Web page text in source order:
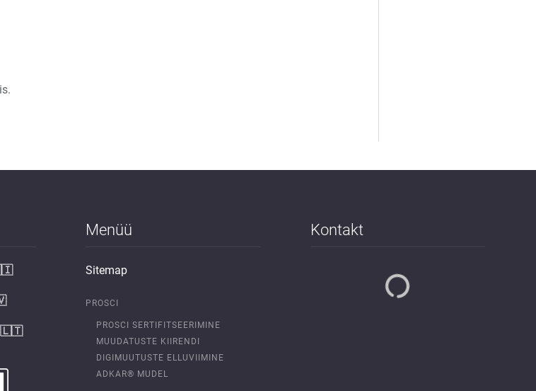
🇱🇹
Menüü
Sitemap
PROSCI
PROSCI SERTIFITSEERIMINE
MUUDATUSTE KIIRENDI
DIGIMUUTUSTE ELLUVIIMINE
ADKAR® MUDEL
Kontakt